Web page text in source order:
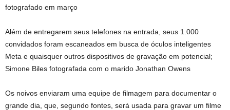
fotografado em março
Além de entregarem seus telefones na entrada, seus 1.000
convidados foram escaneados em busca de óculos inteligentes
Meta e quaisquer outros dispositivos de gravação em potencial;
Simone Biles fotografada com o marido Jonathan Owens
Os noivos enviaram uma equipe de filmagem para documentar o
grande dia, que, segundo fontes, será usada para gravar um filme